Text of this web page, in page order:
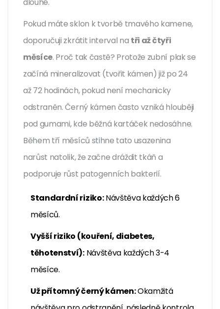
dlouhé.
Pokud máte sklon k tvorbě tmavého kamene,
doporučuji zkrátit interval na tři až čtyři
měsíce. Proč tak častě? Protože zubní plak se
začíná mineralizovat (tvořit kámen) již po 24
až 72 hodinách, pokud není mechanicky
odstraněn. Černý kámen často vzniká hlouběji
pod gumami, kde běžná kartáček nedosáhne.
Během tří měsíců stihne tato usazenina
narůst natolik, že začne dráždit tkáň a
podporuje růst patogenních bakterií.
Standardní riziko:Návštěva každých 6
měsíců.
Vyšší riziko (kouření, diabetes,
těhotenství):Návštěva každých 3-4
měsíce.
Už přítomný černý kámen:Okamžitá